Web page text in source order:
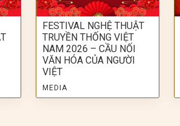
FESTIVAL NGHỆ THUẬT
TRUYỀN THỐNG VIỆT
NAM 2026 – CẦU NỐI
VĂN HÓA CỦA NGƯỜI
VIỆT
MEDIA